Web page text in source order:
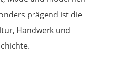
prägend ist die
Handwerk und